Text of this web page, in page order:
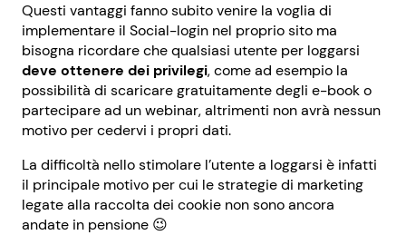
Questi vantaggi fanno subito venire la voglia di
implementare il Social-login nel proprio sito ma
bisogna ricordare che qualsiasi utente per loggarsi
deve ottenere dei privilegi, come ad esempio la
possibilità di scaricare gratuitamente degli e-book o
partecipare ad un webinar, altrimenti non avrà nessun
motivo per cedervi i propri dati.
La difficoltà nello stimolare l’utente a loggarsi è infatti
il principale motivo per cui le strategie di marketing
legate alla raccolta dei cookie non sono ancora
andate in pensione 😉